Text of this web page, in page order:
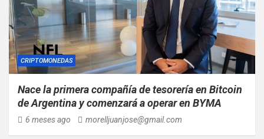
CRIPTOMONEDAS
Nace la primera compañía de tesorería en Bitcoin
de Argentina y comenzará a operar en BYMA
6 meses ago morelljuanjose@gmail.com